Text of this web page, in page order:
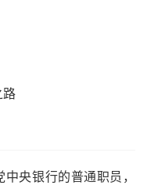
路
央银行的普通职员，